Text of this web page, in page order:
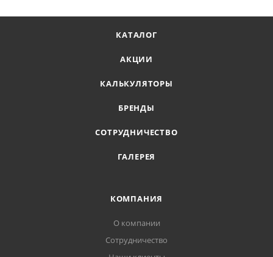
КАТАЛОГ
АКЦИИ
КАЛЬКУЛЯТОРЫ
БРЕНДЫ
СОТРУДНИЧЕСТВО
ГАЛЕРЕЯ
КОМПАНИЯ
О компании
Сотрудничество